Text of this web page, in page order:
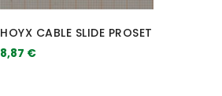
HOYX CABLE SLIDE PROSET
8,87 €